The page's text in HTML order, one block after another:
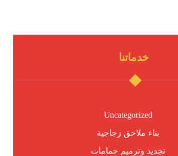
خدماتنا
Uncategorized
بناء ملاحق زجاجية
تجديد وترميم حمامات